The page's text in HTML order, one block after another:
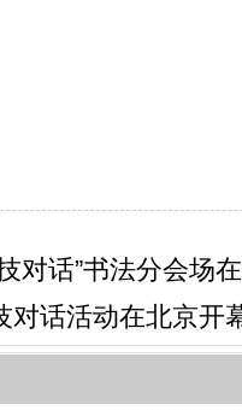
对话”书法分会场
对话活动在北京开